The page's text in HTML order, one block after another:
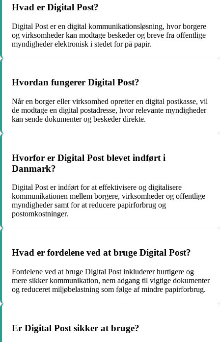
Hvad er Digital Post?
Digital Post er en digital kommunikationsløsning, hvor borgere
og virksomheder kan modtage beskeder og breve fra offentlige
myndigheder elektronisk i stedet for på papir.
Hvordan fungerer Digital Post?
Når en borger eller virksomhed opretter en digital postkasse, vil
de modtage en digital postadresse, hvor relevante myndigheder
kan sende dokumenter og beskeder direkte.
Hvorfor er Digital Post blevet indført i
Danmark?
Digital Post er indført for at effektivisere og digitalisere
kommunikationen mellem borgere, virksomheder og offentlige
myndigheder samt for at reducere papirforbrug og
postomkostninger.
Hvad er fordelene ved at bruge Digital Post?
Fordelene ved at bruge Digital Post inkluderer hurtigere og
mere sikker kommunikation, nem adgang til vigtige dokumenter
og reduceret miljøbelastning som følge af mindre papirforbrug.
Er Digital Post sikker at bruge?